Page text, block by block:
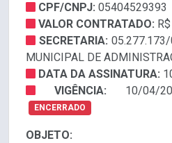
CPF/CNPJ: 05404529393
VALOR CONTRATADO:
SECRETARIA: 05.277.173/
MUNICIPAL DE
DATA DA ASSINATURA:
VIGÊNCIA: 10/04/
ENCERRADO
OBJETO: